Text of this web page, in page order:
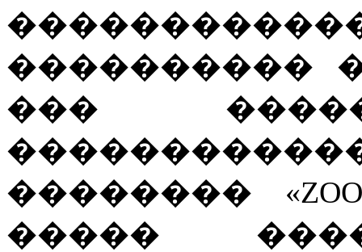
����������
���
��������
�����